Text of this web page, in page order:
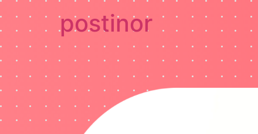
postinor